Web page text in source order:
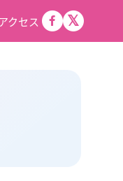
クセス